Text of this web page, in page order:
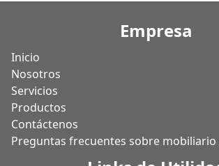
Empresa
Inicio
Nosotros
Servicios
Productos
Contáctenos
Preguntas frecuentes sobre mobiliario